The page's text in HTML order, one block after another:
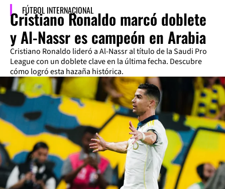
FÚTBOL INTERNACIONAL
Cristiano Ronaldo marcó doblete
y Al-Nassr es campeón en Arabia
Cristiano Ronaldo lideró a Al-Nassr al título de la Saudi Pro
League con un doblete clave en la última fecha. Descubre
cómo logró esta hazaña histórica.